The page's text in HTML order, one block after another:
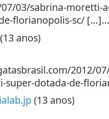
03/sabrina-moretti-
florianopolis-sc/ […]…
(13 anos)
2012/
super-dotada-de-
(13 anos)